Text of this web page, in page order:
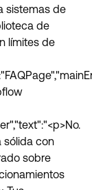
sistemas de
de
límites de
sólida con
sobre